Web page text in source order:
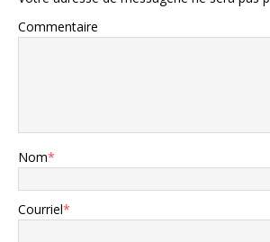
Commentaire
Nom*
Courriel*